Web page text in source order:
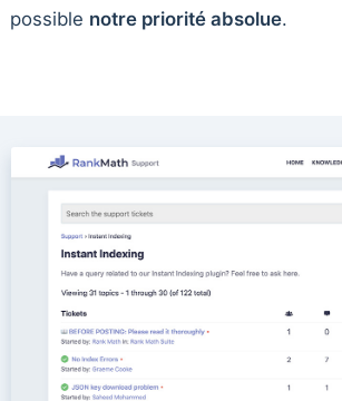
possible notre priorité absolue.